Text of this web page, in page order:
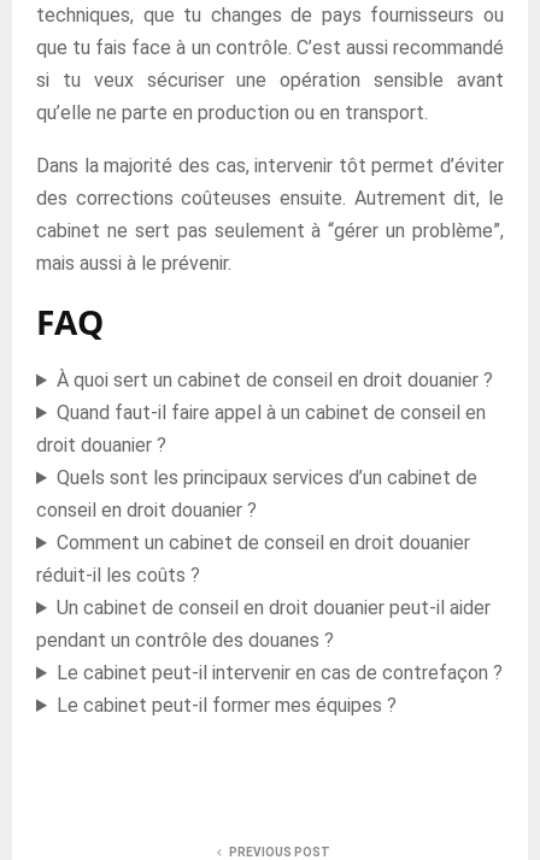
techniques, que tu changes de pays fournisseurs ou
que tu fais face à un contrôle. C’est aussi recommandé
si tu veux sécuriser une opération sensible avant
qu’elle ne parte en production ou en transport.
Dans la majorité des cas, intervenir tôt permet d’éviter
des corrections coûteuses ensuite. Autrement dit, le
cabinet ne sert pas seulement à “gérer un problème”,
mais aussi à le prévenir.
FAQ
À quoi sert un cabinet de conseil en droit douanier ?
Quand faut-il faire appel à un cabinet de conseil en
droit douanier ?
Quels sont les principaux services d’un cabinet de
conseil en droit douanier ?
Comment un cabinet de conseil en droit douanier
réduit-il les coûts ?
Un cabinet de conseil en droit douanier peut-il aider
pendant un contrôle des douanes ?
Le cabinet peut-il intervenir en cas de contrefaçon ?
Le cabinet peut-il former mes équipes ?
PREVIOUS POST